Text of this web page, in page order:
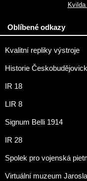
Oblíbené odkazy
Kvalitní repliky výstroje
Historie
IR 18
LIR 8
Signum Belli 1914
IR 28
Spolek pro vojenská
Virtuální muzeum